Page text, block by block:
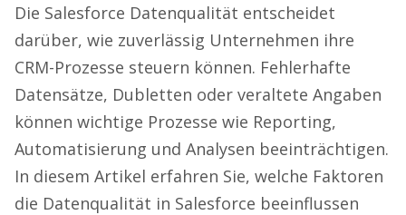
Die Salesforce Datenqualität entscheidet
darüber, wie zuverlässig Unternehmen ihre
CRM-Prozesse steuern können. Fehlerhafte
Datensätze, Dubletten oder veraltete Angaben
können wichtige Prozesse wie Reporting,
Automatisierung und Analysen beeinträchtigen.
In diesem Artikel erfahren Sie, welche Faktoren
die Datenqualität in Salesforce beeinflussen